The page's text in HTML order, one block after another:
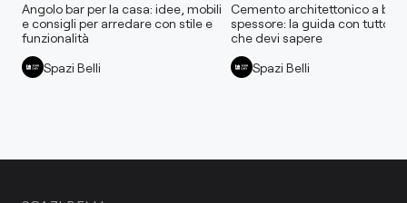
Angolo bar per la casa: idee, mobili
e consigli per arredare con stile e
funzionalità
Spazi Belli
Cemento architettonico a
spessore: la guida con tutto
che devi sapere
Spazi Belli